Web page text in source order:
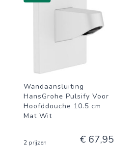
Wandaansluiting
HansGrohe Pulsify Voor
Hoofddouche 10.5 cm
Mat Wit
2 prijzen € 67,95